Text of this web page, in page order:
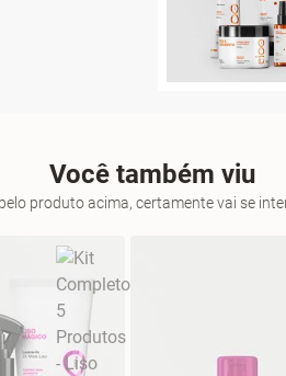
Você também viu
produto acima, certamente vai se